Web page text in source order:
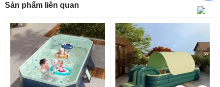
300x175x60cm
Kích thước (trong): 2m6: 216x125x58cm / 3m:
250x130x58cm
Kích thước mái: 2m6: 260x165x130cm / 3m:
290x172x125cm
Sản phẩm liên quan